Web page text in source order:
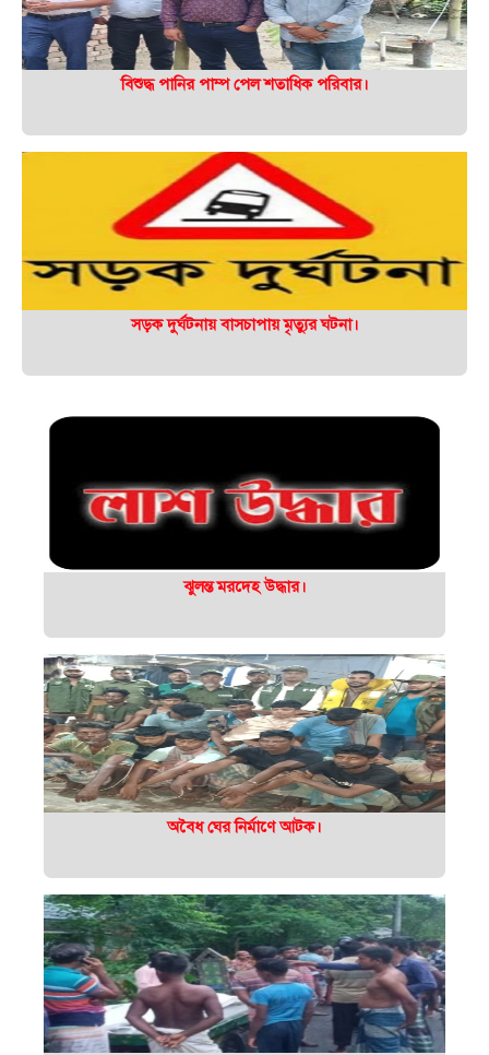
বিশুদ্ধ পানির পাম্প পেল শতাধিক পরিবার।
সড়ক দুর্ঘটনায় বাসচাপায় মৃত্যুর ঘটনা।
ঝুলন্ত মরদেহ উদ্ধার।
অবৈধ ঘের নির্মাণে আটক।